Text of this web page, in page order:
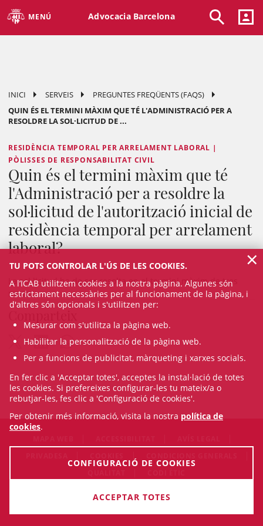
MENÚ Advocacia Barcelona
INICI SERVEIS
PREGUNTES FREQÜENTS (FAQS)
QUIN ÉS EL TERMINI MÀXIM QUE TÉ L'ADMINISTRACIÓ PER A
RESOLDRE LA SOL·LICITUD DE ...
RESIDÈNCIA TEMPORAL PER ARRELAMENT LABORAL |
PÒLISSES DE RESPONSABILITAT CIVIL
Quin és el termini màxim que té
l'Administració per a resoldre la
sol·licitud de l'autorització inicial de
residència temporal per arrelament
laboral?
La sol·licitud ha de ser resolta en el termini màxim de tres
mesos.
Comparteix
© Sat Aug 08 10:55:26 CEST 2026 Il·lustre Col·legi de l'Advocacia
TU POTS CONTROLAR L'ÚS DE LES COOKIES.
A l’ICAB utilitzem cookies a la nostra pàgina. Algunes són
estrictament necessàries per al funcionament de la pàgina, i
d'altres són opcionals i s'utilitzen per:
Mesurar com s'utilitza la pàgina web.
Habilitar la personalització de la pàgina web.
Per a funcions de publicitat, màrqueting i xarxes socials.
En fer clic a 'Acceptar totes', acceptes la instal·lació de totes
les cookies. Si prefereixes configurar-les tu mateix/a o
rebutjar-les, fes clic a 'Configuració de cookies'.
Per obtenir més informació, visita la nostra política de
cookies.
CONFIGURACIÓ DE COOKIES
ACCEPTAR TOTES
×